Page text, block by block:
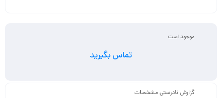
موجود است
تماس بگیرید
گزارش نادرستی مشخصات